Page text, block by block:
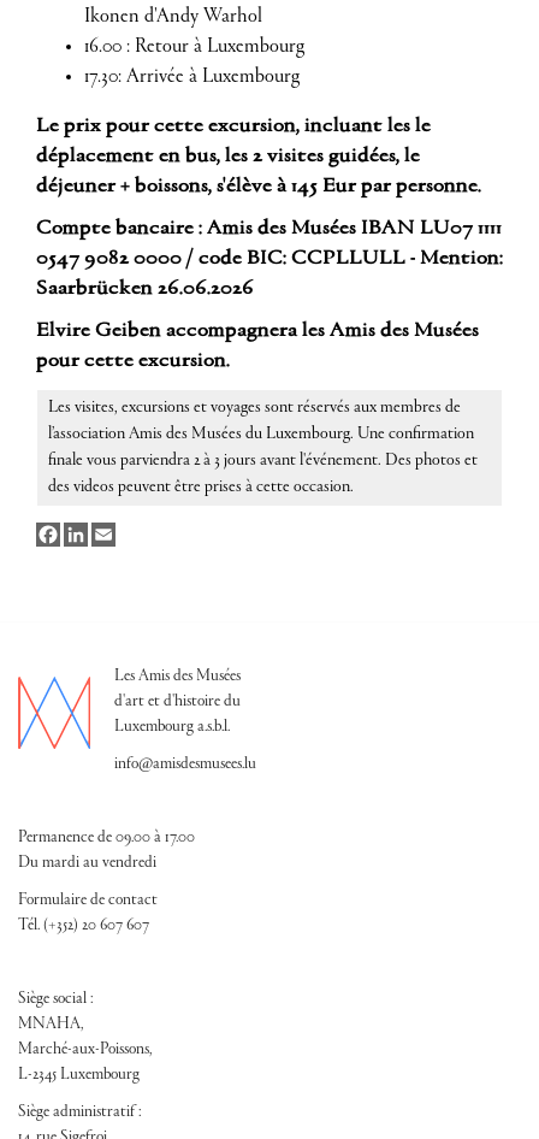
Ikonen d'Andy Warhol
16.00 : Retour à Luxembourg
17.30: Arrivée à Luxembourg
Le prix pour cette excursion, incluant les le
déplacement en bus, les 2 visites guidées, le
déjeuner + boissons, s'élève à 145 Eur par personne.
Compte bancaire : Amis des Musées IBAN LU07 1111
0547 9082 0000 / code BIC: CCPLLULL - Mention:
Saarbrücken 26.06.2026
Elvire Geiben accompagnera les Amis des Musées
pour cette excursion.
Les visites, excursions et voyages sont réservés aux membres de
l’association Amis des Musées du Luxembourg. Une confirmation
finale vous parviendra 2 à 3 jours avant l'événement. Des photos et
des videos peuvent être prises à cette occasion.
FacebookLinkedIn
Les Amis des Musées
d'art et d'histoire du
Luxembourg a.s.b.l.
info@amisdesmusees.lu
Permanence de 09.00 à 17.00
Du mardi au vendredi
Formulaire de contact
Tél. (+352) 20 607 607
Siège social :
MNAHA,
Marché-aux-Poissons,
L-2345 Luxembourg
Siège administratif :